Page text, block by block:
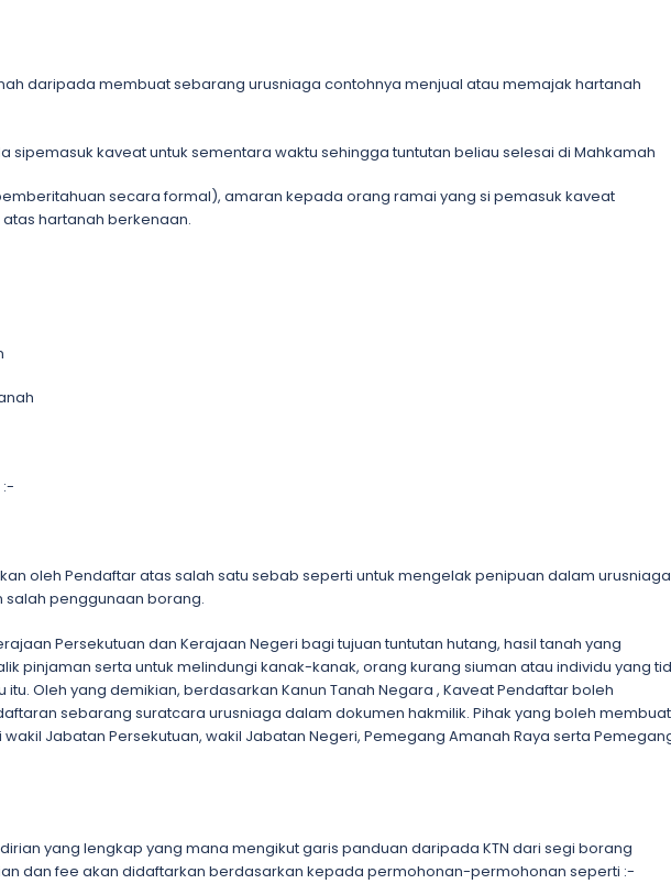
daripada membuat sebarang urusniaga contohnya menjual atau memajak hartanah
sipemasuk kaveat untuk sementara waktu sehingga tuntutan beliau selesai di Mahkamah
secara formal), amaran kepada orang ramai yang si pemasuk kaveat
hartanah berkenaan.
:-
oleh Pendaftar atas salah satu sebab seperti untuk mengelak penipuan dalam urusniaga
salah penggunaan borang.
Persekutuan dan Kerajaan Negeri bagi tujuan tuntutan hutang, hasil tanah yang
pinjaman serta untuk melindungi kanak-kanak, orang kurang siuman atau individu yang
Oleh yang demikian, berdasarkan Kanun Tanah Negara , Kaveat Pendaftar boleh
sebarang suratcara urusniaga dalam dokumen hakmilik. Pihak yang boleh membuat
Jabatan Persekutuan, wakil Jabatan Negeri, Pemegang Amanah Raya serta
yang lengkap yang mana mengikut garis panduan daripada KTN dari segi borang
dan fee akan didaftarkan berdasarkan kepada permohonan-permohonan seperti :-